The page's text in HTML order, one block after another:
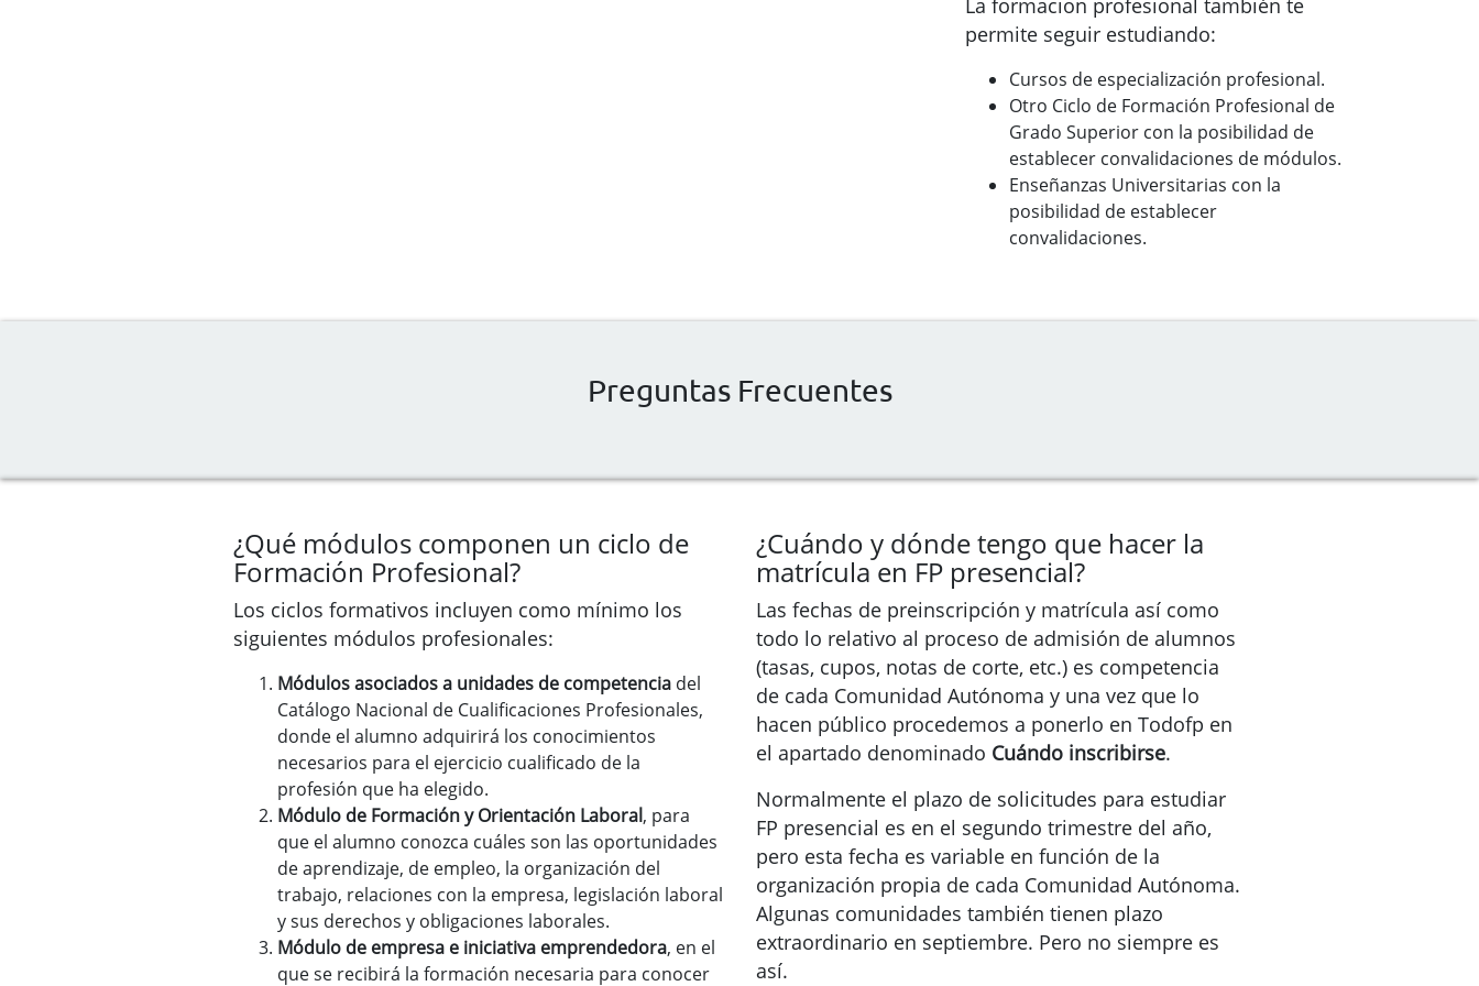
La formacion profesional también te
permite seguir estudiando:
Cursos de especialización profesional.
Otro Ciclo de Formación Profesional de
Grado Superior con la posibilidad de
establecer convalidaciones de módulos.
Enseñanzas Universitarias con la
posibilidad de establecer
convalidaciones.
Preguntas Frecuentes
¿Qué módulos componen un ciclo de
Formación Profesional?
Los ciclos formativos incluyen como mínimo los
siguientes módulos profesionales:
Módulos asociados a unidades de competencia del
Catálogo Nacional de Cualificaciones Profesionales,
donde el alumno adquirirá los conocimientos
necesarios para el ejercicio cualificado de la
profesión que ha elegido.
Módulo de Formación y Orientación Laboral, para
que el alumno conozca cuáles son las oportunidades
de aprendizaje, de empleo, la organización del
trabajo, relaciones con la empresa, legislación laboral
y sus derechos y obligaciones laborales.
Módulo de empresa e iniciativa emprendedora, en el
que se recibirá la formación necesaria para conocer
¿Cuándo y dónde tengo que hacer la
matrícula en FP presencial?
Las fechas de preinscripción y matrícula así como
todo lo relativo al proceso de admisión de alumnos
(tasas, cupos, notas de corte, etc.) es competencia
de cada Comunidad Autónoma y una vez que lo
hacen público procedemos a ponerlo en Todofp en
el apartado denominado Cuándo inscribirse.
Normalmente el plazo de solicitudes para estudiar
FP presencial es en el segundo trimestre del año,
pero esta fecha es variable en función de la
organización propia de cada Comunidad Autónoma.
Algunas comunidades también tienen plazo
extraordinario en septiembre. Pero no siempre es
así.